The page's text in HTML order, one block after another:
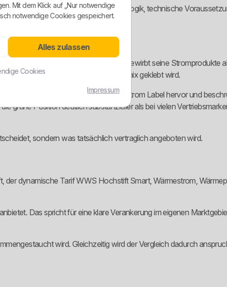
irgendeinen Tarif anklickt. Wer Tariflogik, technische
Das Unternehmen bewirbt seine Stromprodukte
Etikett über einen beliebigen Strommix geklebt wird.
WestfalenWIND hebt das Grüner Strom Label hervor und
grüne Position deutlich substanzieller als bei vielen
sondern was tatsächlich vertraglich angeboten wird.
dynamische Tarif WWS Hochstift Smart, Wärmestrom,
Das spricht für eine klare Verankerung im eigenen
wird. Gleichzeitig wird der Vergleich dadurch
Mit dem Klick auf „Nur notwendige
notwendige Cookies gespeichert.
Alles zulassen
Cookies
Impressum